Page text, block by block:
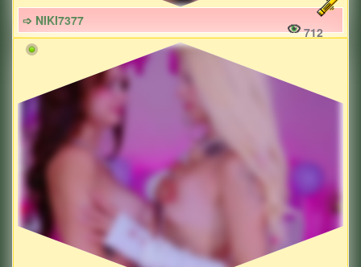
➩ NIKI7377
712